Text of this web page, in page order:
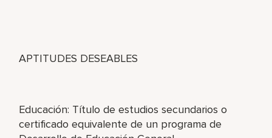
APTITUDES DESEABLES
Educación: Título de estudios secundarios o
certificado equivalente de un programa de